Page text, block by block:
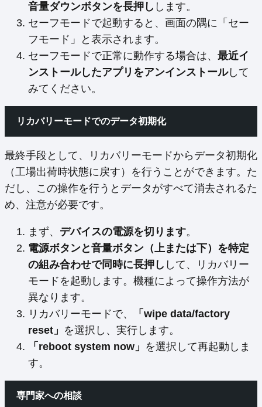
音量ダウンボタンを長押し します。
セーフモードで起動すると、画面の隅に「セー
フモード」と表示されます。
セーフモードで正常に動作する場合は、 最近イ
ンストールしたアプリをアンインストールして
みてください。
リカバリーモードでのデータ初期化
最終手段として、リカバリーモードからデータ初期化
（工場出荷時状態に戻す）を行うことができます。た
だし、この操作を行うとデータがすべて消去されるた
め、注意が必要です。
まず、 デバイスの電源を切ります。
電源ボタンと音量ボタン（上または下）を特定
の組み合わせで同時に長押し して、リカバリー
モードを起動します。機種によって操作方法が
異なります。
リカバリーモードで、
「wipe data/factory
reset」 を選択し、実行します。
「reboot system now」 を選択して再起動しま
す。
専門家への相談